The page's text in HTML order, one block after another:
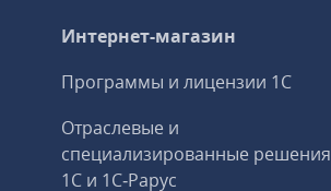
Интернет-магазин
Программы и лицензии 1С
Отраслевые и
специализированные решения
1С и 1С‑Рарус